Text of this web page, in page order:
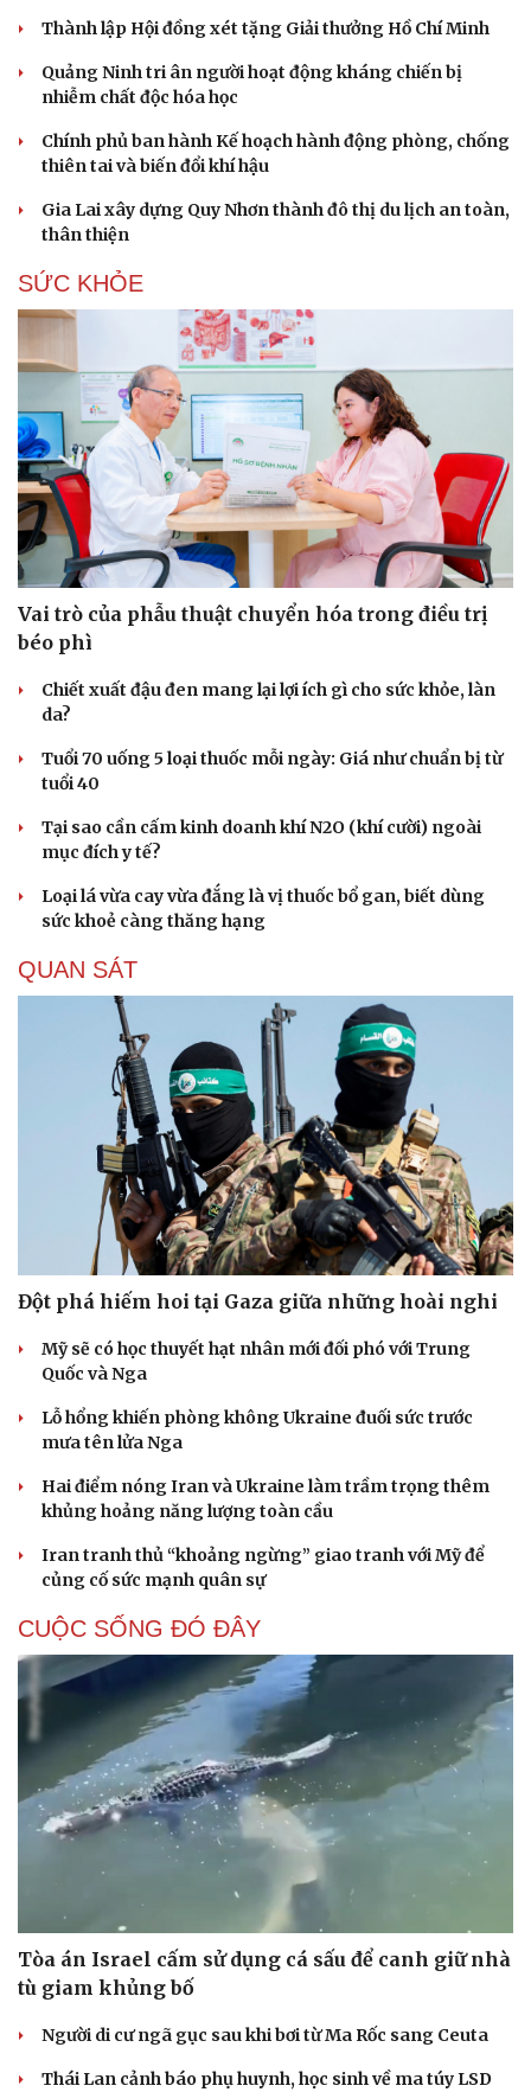
Tư vấn
Đọc truyện đêm khuya
Cửa sổ tình yêu
Kể chuyện cho bé
Hạt giống tâm hồn
Thành lập Hội đồng xét tặng Giải thưởng Hồ Chí Minh
Quảng Ninh tri ân người hoạt động kháng chiến bị
nhiễm chất độc hóa học
Chính phủ ban hành Kế hoạch hành động phòng, chống
thiên tai và biến đổi khí hậu
Gia Lai xây dựng Quy Nhơn thành đô thị du lịch an toàn,
thân thiện
SỨC KHỎE
Vai trò của phẫu thuật chuyển hóa trong điều trị
béo phì
Chiết xuất đậu đen mang lại lợi ích gì cho sức khỏe, làn
da?
Tuổi 70 uống 5 loại thuốc mỗi ngày: Giá như chuẩn bị từ
tuổi 40
Tại sao cần cấm kinh doanh khí N2O (khí cười) ngoài
mục đích y tế?
Loại lá vừa cay vừa đắng là vị thuốc bổ gan, biết dùng
sức khoẻ càng thăng hạng
QUAN SÁT
Đột phá hiếm hoi tại Gaza giữa những hoài nghi
Mỹ sẽ có học thuyết hạt nhân mới đối phó với Trung
Quốc và Nga
Lỗ hổng khiến phòng không Ukraine đuối sức trước
mưa tên lửa Nga
Hai điểm nóng Iran và Ukraine làm trầm trọng thêm
khủng hoảng năng lượng toàn cầu
Iran tranh thủ “khoảng ngừng” giao tranh với Mỹ để
củng cố sức mạnh quân sự
CUỘC SỐNG ĐÓ ĐÂY
Tòa án Israel cấm sử dụng cá sấu để canh giữ nhà
tù giam khủng bố
Người di cư ngã gục sau khi bơi từ Ma Rốc sang Ceuta
Thái Lan cảnh báo phụ huynh, học sinh về ma túy LSD